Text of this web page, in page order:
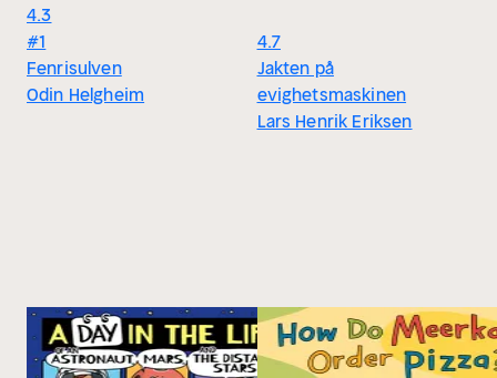
4.3
#1
Fenrisulven
Odin Helgheim
4.7
Jakten på
evighetsmaskinen
Lars Henrik Eriksen